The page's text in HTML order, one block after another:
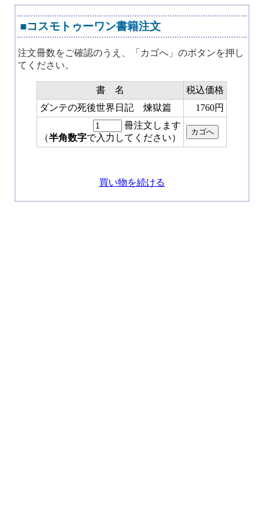
■コスモトゥーワン書籍注文
注文冊数をご確認のうえ、「カゴへ」のボタンを押し
てください。
書 名
税込価格
ダンテの死後世界日記 煉獄篇
1760円
冊注文します
（半角数字で入力してください）
買い物を続ける